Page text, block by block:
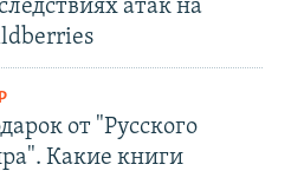
атак на
от "Русского
Какие книги